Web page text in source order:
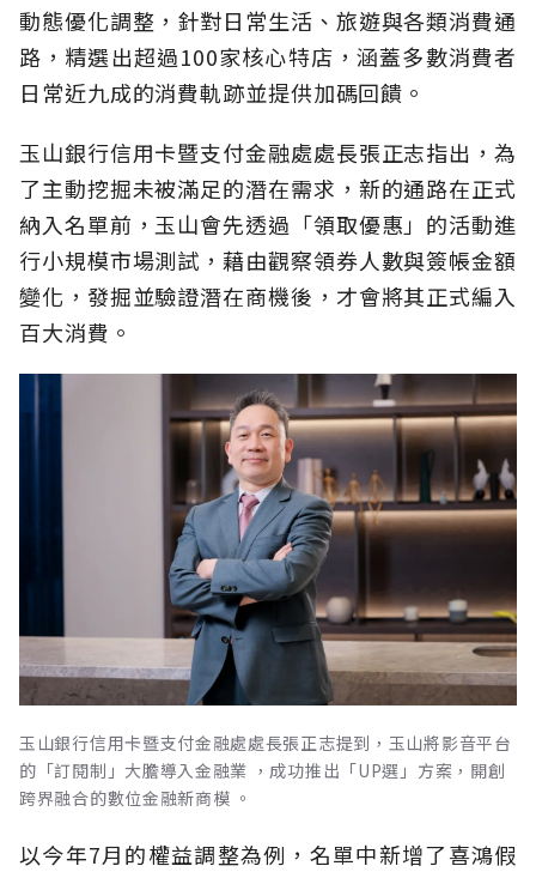
動態優化調整，針對日常生活、旅遊與各類消費通
路，精選出超過100家核心特店，涵蓋多數消費者
日常近九成的消費軌跡並提供加碼回饋。
玉山銀行信用卡暨支付金融處處長張正志指出，為
了主動挖掘未被滿足的潛在需求，新的通路在正式
納入名單前，玉山會先透過「領取優惠」的活動進
行小規模市場測試，藉由觀察領券人數與簽帳金額
變化，發掘並驗證潛在商機後，才會將其正式編入
百大消費。
玉山銀行信用卡暨支付金融處處長張正志提到，玉山將影音平台
的「訂閱制」大膽導入金融業 ，成功推出「UP選」方案，開創
跨界融合的數位金融新商模 。
以今年7月的權益調整為例，名單中新增了喜鴻假